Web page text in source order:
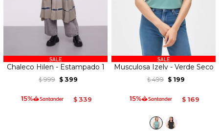
Chaleco Hilen - Estampado 1
$ 999 $ 399
$ 339
Musculosa Izelv - Verde Seco
$ 499 $ 199
$ 169